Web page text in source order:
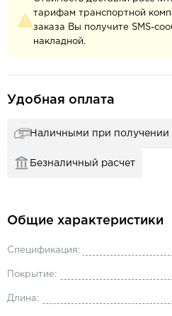
тарифам транспортной
заказа Вы получите SMS-
накладной.
Удобная оплата
Наличными при получении
Безналичный расчет
Общие характеристики
Спецификация:
Покрытие:
Длина: